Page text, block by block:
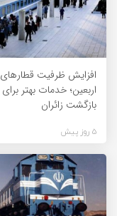
افزایش ظرفیت قطارهای
اربعین؛ خدمات بهتر برای
بازگشت زائران
5 روز پیش